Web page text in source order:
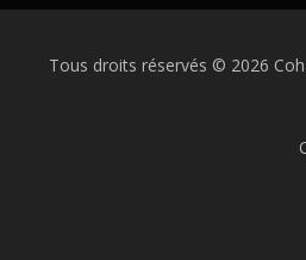
Tous droits réservés © 2026